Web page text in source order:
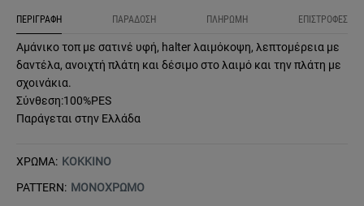
ΠΕΡΙΓΡΑΦΗ ΠΑΡΑΔΟΣΗ ΠΛΗΡΩΜΗ ΕΠΙΣΤΡΟΦΕΣ
Αμάνικο τοπ με σατινέ υφή, halter λαιμόκοψη, λεπτομέρεια με
δαντέλα, ανοιχτή πλάτη και δέσιμο στο λαιμό και την πλάτη με
σχοινάκια.
Σύνθεση:100%PES
Παράγεται στην Ελλάδα
ΧΡΩΜΑ: ΚΟΚΚΙΝΟ
PATTERN: ΜΟΝΟΧΡΩΜΟ